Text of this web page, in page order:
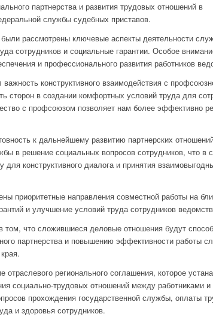
партнерства и развития трудовых отношений в
службы судебных приставов.
были рассмотрены ключевые аспекты деятельности
сотрудников и социальные гарантии. Особое
и профессионального развития работников
конструктивного взаимодействия с
сторон в создании комфортных условий труда для
с профсоюзом позволяет нам более эффективно
к дальнейшему развитию партнерских
в решение социальных вопросов сотрудников, что в
конструктивного диалога и принятия
приоритетные направления совместной работы на
и улучшение условий труда сотрудников
том, что сложившиеся деловые отношения будут
партнерства и повышению эффективности работы
отраслевого регионального соглашения, которое
социально-трудовых отношений между работниками и
прохождения государственной службы, оплаты
и здоровья сотрудников.